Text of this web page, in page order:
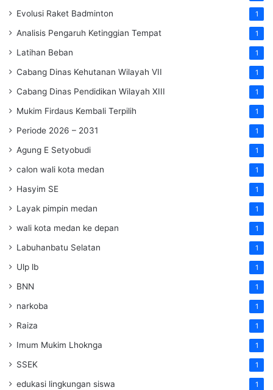
Evolusi Raket Badminton 1
Analisis Pengaruh Ketinggian Tempat 1
Latihan Beban 1
Cabang Dinas Kehutanan Wilayah VII 1
Cabang Dinas Pendidikan Wilayah XIII 1
Mukim Firdaus Kembali Terpilih 1
Periode 2026 – 2031 1
Agung E Setyobudi 1
calon wali kota medan 1
Hasyim SE 1
Layak pimpin medan 1
wali kota medan ke depan 1
Labuhanbatu Selatan 1
Ulp lb 1
BNN 1
narkoba 1
Raiza 1
Imum Mukim Lhoknga 1
SSEK 1
edukasi lingkungan siswa 1